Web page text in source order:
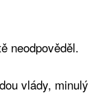
neodpověděl.
vlády, minulý